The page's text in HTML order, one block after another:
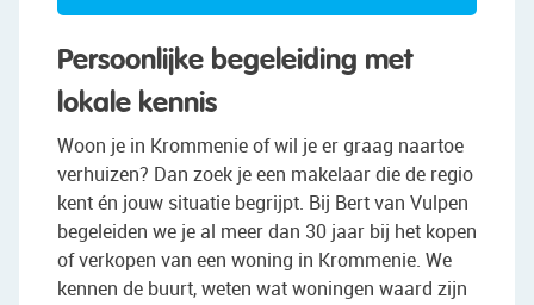
Persoonlijke begeleiding met
lokale kennis
Woon je in Krommenie of wil je er graag naartoe
verhuizen? Dan zoek je een makelaar die de regio
kent én jouw situatie begrijpt. Bij Bert van Vulpen
begeleiden we je al meer dan 30 jaar bij het kopen
of verkopen van een woning in Krommenie. We
kennen de buurt, weten wat woningen waard zijn